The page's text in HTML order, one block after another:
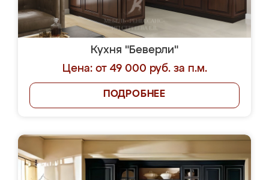
Кухня "Беверли"
Цена: от 49 000 руб. за п.м.
ПОДРОБНЕЕ